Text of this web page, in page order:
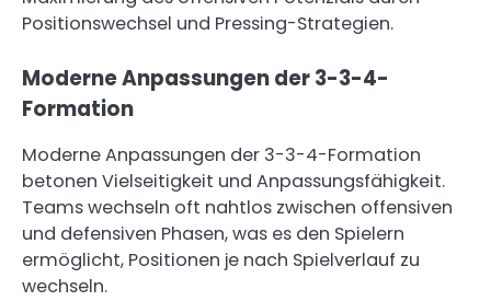
Positionswechsel und Pressing-Strategien.
Moderne Anpassungen der 3-3-4-
Formation
Moderne Anpassungen der 3-3-4-Formation
betonen Vielseitigkeit und Anpassungsfähigkeit.
Teams wechseln oft nahtlos zwischen offensiven
und defensiven Phasen, was es den Spielern
ermöglicht, Positionen je nach Spielverlauf zu
wechseln.